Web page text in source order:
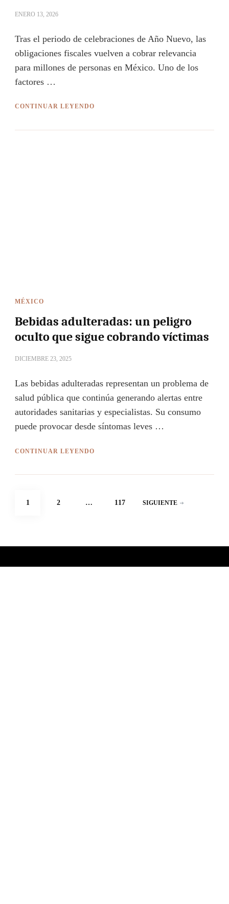
ENERO 13, 2026
Tras el periodo de celebraciones de Año Nuevo, las
obligaciones fiscales vuelven a cobrar relevancia
para millones de personas en México. Uno de los
factores …
CONTINUAR LEYENDO
MÉXICO
Bebidas adulteradas: un peligro
oculto que sigue cobrando víctimas
DICIEMBRE 23, 2025
Las bebidas adulteradas representan un problema de
salud pública que continúa generando alertas entre
autoridades sanitarias y especialistas. Su consumo
puede provocar desde síntomas leves …
CONTINUAR LEYENDO
Paginación
PÁGINA
1 PÁGINA
2 … PÁGINA
117 SIGUIENTE